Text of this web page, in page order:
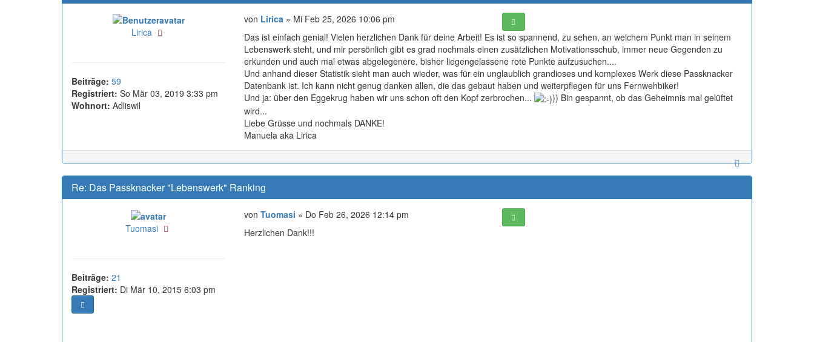
Lirica
Beiträge: 59
Registriert: So Mär 03, 2019 3:33 pm
Wohnort: Adliswil
von Lirica» Mi Feb 25, 2026 10:06 pm
Das ist einfach genial! Vielen herzlichen Dank für deine Arbeit! Es ist so spannend, zu sehen, an welchem Punkt man in seinem
Lebenswerk steht, und mir persönlich gibt es grad nochmals einen zusätzlichen Motivationsschub, immer neue Gegenden zu
erkunden und auch mal etwas abgelegenere, bisher liegengelassene rote Punkte aufzusuchen....
Und anhand dieser Statistik sieht man auch wieder, was für ein unglaublich grandioses und komplexes Werk diese Passknacker
Datenbank ist. Ich kann nicht genug danken allen, die das gebaut haben und weiterpflegen für uns Fernwehbiker!
Und ja: über den Eggekrug haben wir uns schon oft den Kopf zerbrochen...
)) Bin gespannt, ob das Geheimnis mal gelüftet
wird...
Liebe Grüsse und nochmals DANKE!
Manuela aka Lirica
Re: Das Passknacker "Lebenswerk" Ranking
Tuomasi
Beiträge: 21
Registriert: Di Mär 10, 2015 6:03 pm
von Tuomasi » Do Feb 26, 2026 12:14 pm
Herzlichen Dank!!!